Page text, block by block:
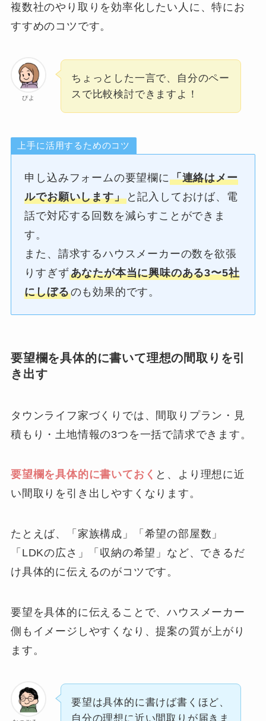
複数社のやり取りを効率化したい人に、特にお
すすめのコツです。
ぴよ
ちょっとした一言で、自分のペー
スで比較検討できますよ！
上手に活用するためのコツ
申し込みフォームの要望欄に 「連絡はメー
ルでお願いします」と記入しておけば、電
話で対応する回数を減らすことができま
す。
また、請求するハウスメーカーの数を欲張
りすぎずあなたが本当に興味のある3〜5社
にしぼるのも効果的です。
要望欄を具体的に書いて理想の間取りを引
き出す
タウンライフ家づくりでは、間取りプラン・見
積もり・土地情報の3つを一括で請求できます。
要望欄を具体的に書いておく と、より理想に近
い間取りを引き出しやすくなります。
たとえば、「家族構成」「希望の部屋数」
「LDKの広さ」「収納の希望」など、できるだ
け具体的に伝えるのがコツです。
要望を具体的に伝えることで、ハウスメーカー
側もイメージしやすくなり、提案の質が上がり
ます。
要望は具体的に書けば書くほど、
自分の理想に近い間取りが届きま